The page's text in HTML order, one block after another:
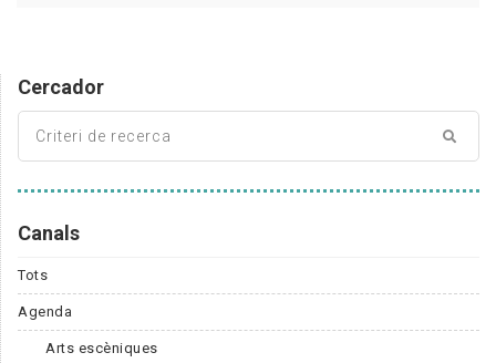
Cercador
Canals
Tots
Agenda
Arts escèniques